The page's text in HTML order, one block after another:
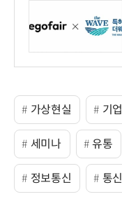
가상현실 기업
세미나 유통
정보통신 통신